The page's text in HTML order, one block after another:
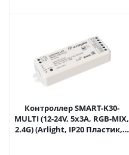
Контроллер SMART-K30-
MULTI (12-24V, 5x3A, RGB-MIX,
2.4G) (Arlight, IP20 Пластик, 5